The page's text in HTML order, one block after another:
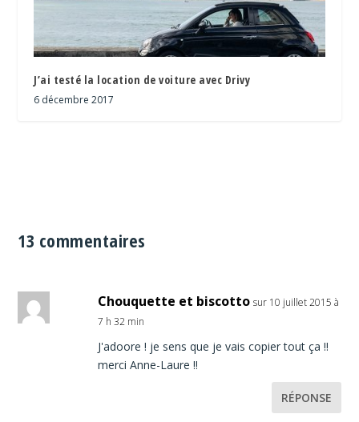
J’ai testé la location de voiture avec Drivy
6 décembre 2017
13 commentaires
Chouquette et biscotto sur 10 juillet 2015 à
7 h 32 min
J'adoore ! je sens que je vais copier tout ça !!
merci Anne-Laure !!
RÉPONSE